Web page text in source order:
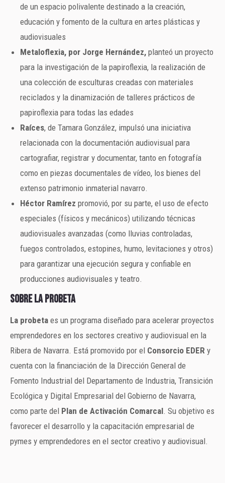
de un espacio polivalente destinado a la creación,
educación y fomento de la cultura en artes plásticas y
audiovisuales
Metaloflexia, por Jorge Hernández, planteó un proyecto
para la investigación de la papiroflexia, la realización de
una colección de esculturas creadas con materiales
reciclados y la dinamización de talleres prácticos de
papiroflexia para todas las edades
Raíces, de Tamara González, impulsó una iniciativa
relacionada con la documentación audiovisual para
cartografiar, registrar y documentar, tanto en fotografía
como en piezas documentales de vídeo, los bienes del
extenso patrimonio inmaterial navarro.
Héctor Ramírez promovió, por su parte, el uso de efecto
especiales (físicos y mecánicos) utilizando técnicas
audiovisuales avanzadas (como lluvias controladas,
fuegos controlados, estopines, humo, levitaciones y otros)
para garantizar una ejecución segura y confiable en
producciones audiovisuales y teatro.
Sobre La probeta
La probeta es un programa diseñado para acelerar proyectos
emprendedores en los sectores creativo y audiovisual en la
Ribera de Navarra. Está promovido por el Consorcio EDER y
cuenta con la financiación de la Dirección General de
Fomento Industrial del Departamento de Industria, Transición
Ecológica y Digital Empresarial del Gobierno de Navarra,
como parte del Plan de Activación Comarcal. Su objetivo es
favorecer el desarrollo y la capacitación empresarial de
pymes y emprendedores en el sector creativo y audiovisual.